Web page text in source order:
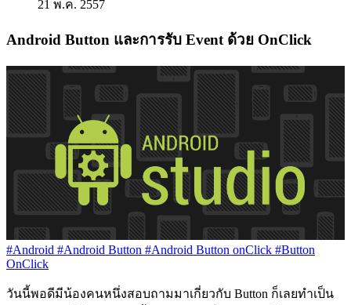
21 พ.ค. 2557
Android Button และการรับ Event ด้วย OnClick
#Android #Android Button #Android Button onClick #Button
OnClick
วันนี้พอดีมีน้องคนหนึ่งสอบถามมาเกี่ยวกับ Button ก็เลยทำเป็น